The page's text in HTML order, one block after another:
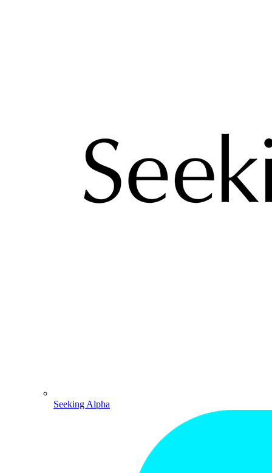
Seeking Alpha